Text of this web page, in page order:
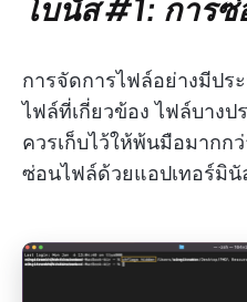
โบนัส #1: การ
การจัดการไฟล์อย่างมีปร
ไฟล์ที่เกี่ยวข้อง ไฟล์บาง
ควรเก็บไว้ให้พ้นมือมากก
ซ่อนไฟล์ด้วยแอปเทอร์มินั